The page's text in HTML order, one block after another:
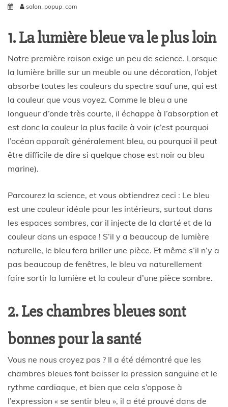
salon_popup_com
1. La lumière bleue va le plus loin
Notre première raison exige un peu de science. Lorsque
la lumière brille sur un meuble ou une décoration, l’objet
absorbe toutes les couleurs du spectre sauf une, qui est
la couleur que vous voyez. Comme le bleu a une
longueur d’onde très courte, il échappe à l’absorption et
est donc la couleur la plus facile à voir (c’est pourquoi
l’océan apparaît généralement bleu, ou pourquoi il peut
être difficile de dire si quelque chose est noir ou bleu
marine).
Parcourez la science, et vous obtiendrez ceci : Le bleu
est une couleur idéale pour les intérieurs, surtout dans
les espaces sombres, car il injecte de la clarté et de la
couleur dans un espace ! S’il y a beaucoup de lumière
naturelle, le bleu fera briller une pièce. Et même s’il n’y a
pas beaucoup de fenêtres, le bleu va naturellement
faire sortir la lumière et la couleur d’une pièce sombre.
2. Les chambres bleues sont
bonnes pour la santé
Vous ne nous croyez pas ? Il a été démontré que les
chambres bleues font baisser la pression sanguine et le
rythme cardiaque, et bien que cela s’oppose à
l’expression « se sentir bleu », il a été prouvé dans de